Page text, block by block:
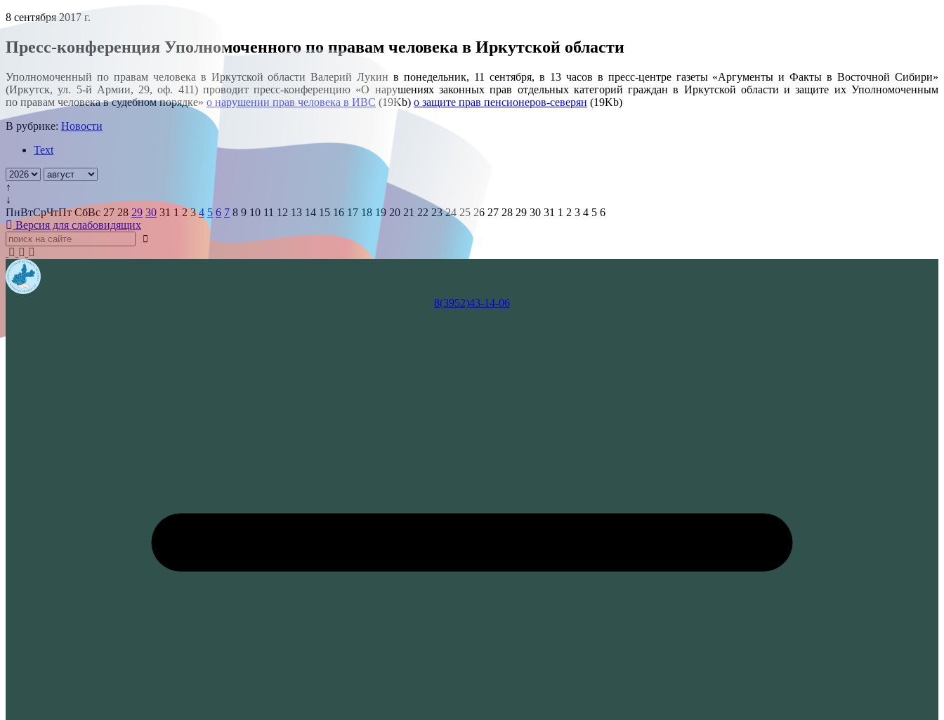
8 сентября 2017 г.
Пресс-конференция Уполномоченного по правам человека в Иркутской области
Уполномоченный по правам человека в Иркутской области Валерий Лукин в понедельник, 11 сентября, в 13 часов в пресс-центре газеты «Аргументы и Факты в Восточной Сибири»
(Иркутск, ул. 5-й Армии, 29, оф. 411) проводит пресс-конференцию «О нарушениях законных прав отдельных категорий граждан в Иркутской области и защите их Уполномоченным
по правам человека в судебном порядке» о нарушении прав человека в ИВС (19Kb) о защите прав пенсионеров-северян (19Kb)
В рубрике: Новости
Text
↑
↓
ПнВтСрЧтПт СбВс 27 28 29 30 31 1 2 3 4 5 6 7 8 9 10 11 12 13 14 15 16 17 18 19 20 21 22 23 24 25 26 27 28 29 30 31 1 2 3 4 5 6
Версия для слабовидящих
8(3952)43-14-06